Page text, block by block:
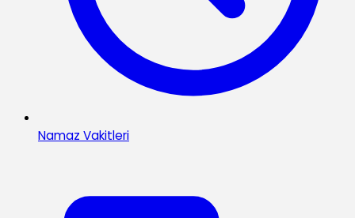
Namaz Vakitleri